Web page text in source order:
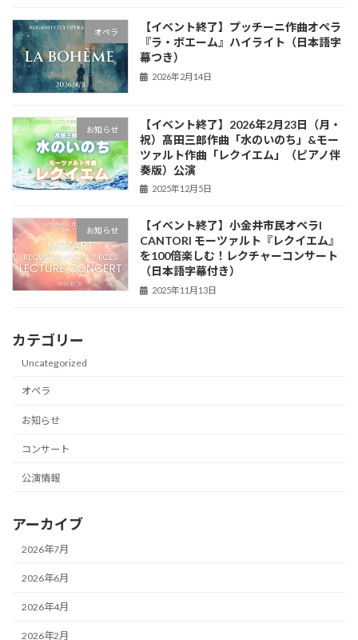
オペラ
【イベント終了】プッチーニ作曲オペラ
『ラ・ボエーム』ハイライト（日本語字
幕つき）
2026年2月14日
お知らせ
【イベント終了】2026年2月23日（月・
祝）髙田三郎作曲「水のいのち」&モー
ツァルト作曲「レクイエム」（ピアノ伴
奏版）公演
2025年12月5日
お知らせ
【イベント終了】小金井市民オペラI
CANTORI モーツァルト『レクイエム』
を100倍楽しむ！レクチャーコンサート
（日本語字幕付き）
2025年11月13日
カテゴリー
Uncategorized
オペラ
お知らせ
コンサート
公演情報
アーカイブ
2026年7月
2026年6月
2026年4月
2026年2月